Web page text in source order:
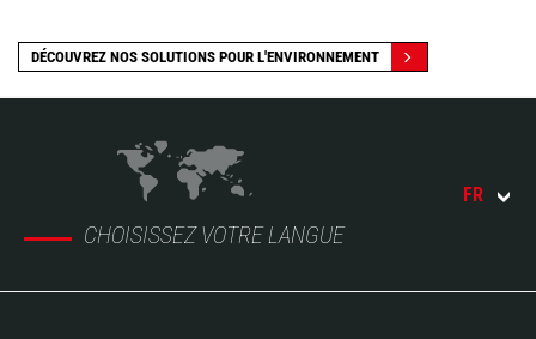
DÉCOUVREZ NOS SOLUTIONS POUR L'ENVIRONNEMENT
CHOISISSEZ VOTRE LANGUE
FR